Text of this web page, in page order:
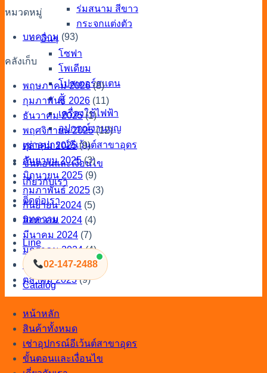
ร่มสนาม สีขาว
กระจกแต่งตัว
อื่นๆ
โซฟา
โพเดียม
โปสเตอร์สแตน
ตู้
เครื่องใช้ไฟฟ้า
อุปกรณ์งานบุญ
เช่าอุปกรณ์อีเว้นต์สาขาอุดร
ขั้นตอนและเงื่อนไข
เกี่ยวกับเรา
ติดต่อเรา
บทความ
Line
02-147-2488
Catalog
หมวดหมู่
บทความ (93)
คลังเก็บ
พฤษภาคม 2026(8)
กุมภาพันธ์ 2026 (11)
ธันวาคม 2025(1)
พฤศจิกายน 2025(12)
ตุลาคม 2025(9)
กันยายน 2025(3)
มิถุนายน 2025 (9)
กุมภาพันธ์ 2025 (3)
กันยายน 2024 (5)
สิงหาคม 2024 (4)
มีนาคม 2024 (7)
มกราคม 2024(4)
ธันวาคม 2023(8)
ตุลาคม 2023(9)
หน้าหลัก
สินค้าทั้งหมด
เช่าอุปกรณ์อีเว้นต์สาขาอุดร
ขั้นตอนและเงื่อนไข